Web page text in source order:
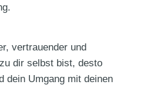
vertrauender und
dir selbst bist, desto
dein Umgang mit deinen